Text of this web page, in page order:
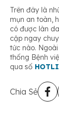
Trên đây là
mụn an toàn,
có được làn
cập ngay
tức nào.
thống Bệnh
qua số
Chia Sẻ